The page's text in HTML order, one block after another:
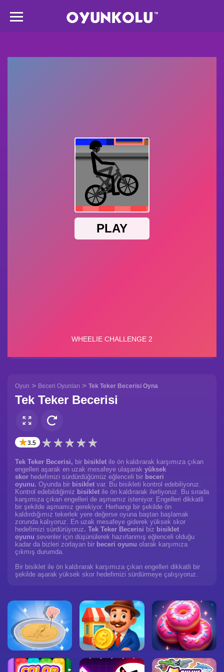
Oyun > Beceri Oyunları > Tek Teker Becerisi Oyna
Tek Teker Becerisi
✭3.5
Tek Teker Becerisi, bir bisiklet ile ön kaldırarak karşımıza çıkan
engelleri aşarak en uzak mesafeye ulaşarak yüksek
skor hedefimizi sürdürdüğümüz eğlenceli bir beceri
oyunu. Oyunda bir bisiklet var. Bu bisikleti kontrol edebiliyoruz.
Kontrol edebildiğimiz bisiklet ile ön kaldırarak ilerliyoruz. Bu sırada
karşımıza çıkan engelleri de aşmamız isteniyor. Engelleri dikkatli
bir şekilde aşmamız gerekiyor. Herhangi bir şekilde ön
kaldırdığımız tekerlek yere değerse oyuna baştan başlamak
zorunda kalıyoruz. En uzak mesafeye giderek yüksek skor
hedefimizi sürdürüyoruz. Tek Teker Becerisi biz bisiklet
oyunu sevenler için düşünülerek hazırlanmış eğlenceli olduğu
kadar da bizleri zorlayan bir beceri oyunu olarak karşımıza
çıkmış durumda.
Bir bisiklet ile ön kaldırarak karşımıza çıkan engelleri dikkatli bir
şekilde aşarak yüksek skor hedefimizi sürdürmeye çalışıyoruz.